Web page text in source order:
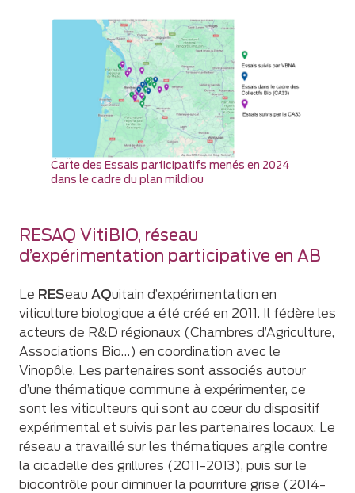
Carte des Essais participatifs menés en 2024
dans le cadre du plan mildiou
RESAQ VitiBIO, réseau
d’expérimentation participative en AB
Le RESeau AQuitain d’expérimentation en
viticulture biologique a été créé en 2011. Il fédère les
acteurs de R&D régionaux (Chambres d’Agriculture,
Associations Bio…) en coordination avec le
Vinopôle. Les partenaires sont associés autour
d’une thématique commune à expérimenter, ce
sont les viticulteurs qui sont au cœur du dispositif
expérimental et suivis par les partenaires locaux. Le
réseau a travaillé sur les thématiques argile contre
la cicadelle des grillures (2011-2013), puis sur le
biocontrôle pour diminuer la pourriture grise (2014-